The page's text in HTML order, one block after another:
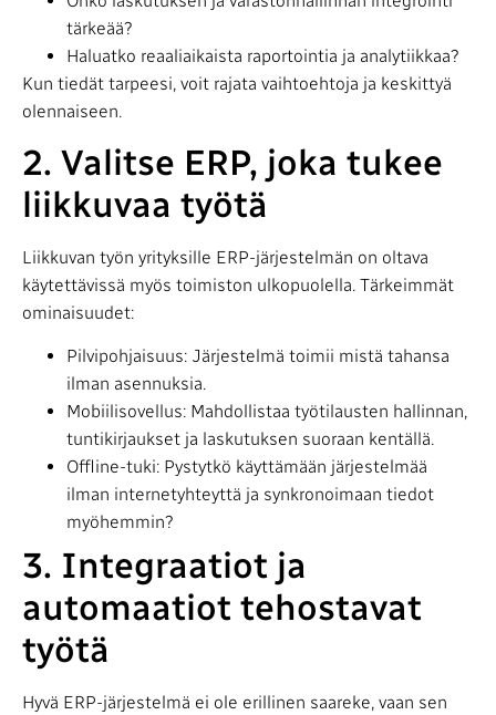
tärkeää?
Haluatko reaaliaikaista raportointia ja analytiikkaa?
Kun tiedät tarpeesi, voit rajata vaihtoehtoja ja keskittyä
olennaiseen.
2. Valitse ERP, joka tukee
liikkuvaa työtä
Liikkuvan työn yrityksille ERP-järjestelmän on oltava
käytettävissä myös toimiston ulkopuolella. Tärkeimmät
ominaisuudet:
Pilvipohjaisuus: Järjestelmä toimii mistä tahansa
ilman asennuksia.
Mobiilisovellus: Mahdollistaa työtilausten hallinnan,
tuntikirjaukset ja laskutuksen suoraan kentällä.
Offline-tuki: Pystytkö käyttämään järjestelmää
ilman internetyhteyttä ja synkronoimaan tiedot
myöhemmin?
3. Integraatiot ja
automaatiot tehostavat
työtä
Hyvä ERP-järjestelmä ei ole erillinen saareke, vaan sen